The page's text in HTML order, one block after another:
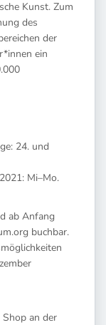
Kunst. Zum
des
der
ein
24. und
Mi–Mo.
ab Anfang
buchbar.
an der